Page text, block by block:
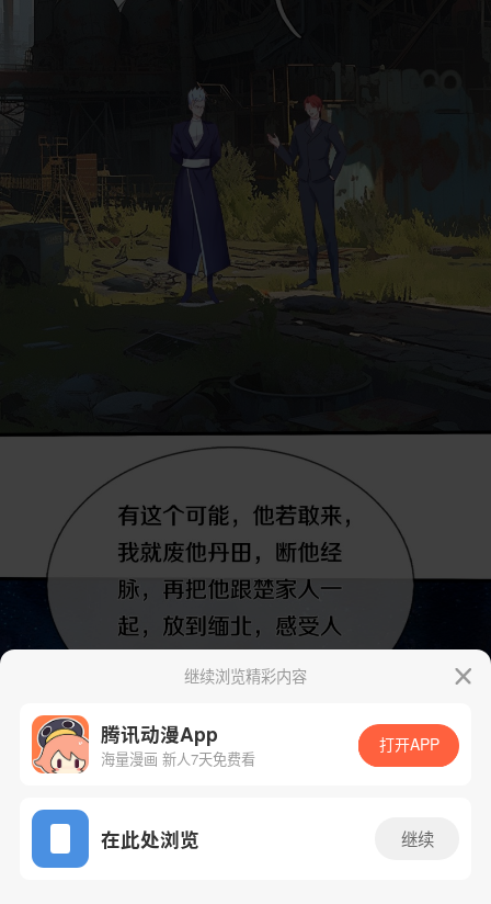
App免费看
继续浏览精彩内容
腾讯动漫App
海量漫画 新人7天免费看
打开APP
在此处浏览 继续